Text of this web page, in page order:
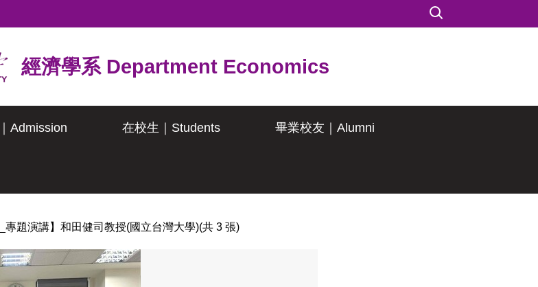
經濟學系 Department Economics
Admission 在校生｜Students 畢業校友｜Alumni
專題演講】和田健司教授(國立台灣大學)(共 3 張)